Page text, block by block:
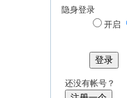
隐身登录
开启
登录
还没有帐号？